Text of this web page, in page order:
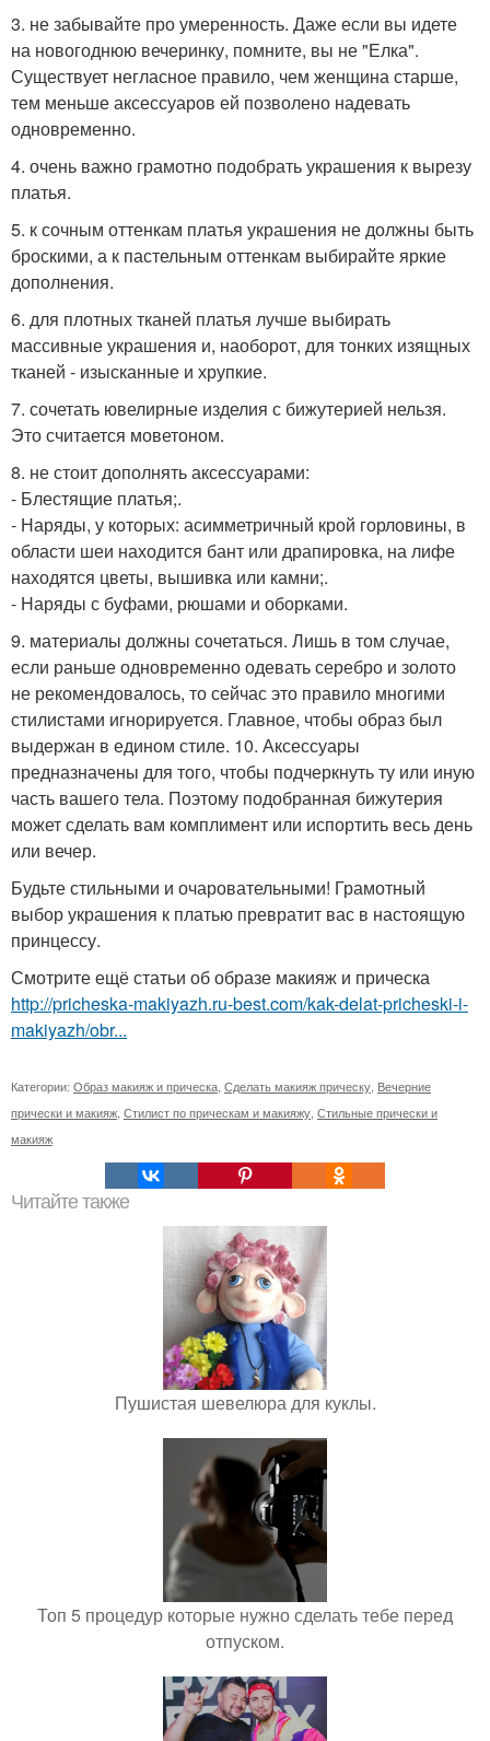
3. не забывайте про умеренность. Даже если вы идете
на новогоднюю вечеринку, помните, вы не "Елка".
Существует негласное правило, чем женщина старше,
тем меньше аксессуаров ей позволено надевать
одновременно.
4. очень важно грамотно подобрать украшения к вырезу
платья.
5. к сочным оттенкам платья украшения не должны быть
броскими, а к пастельным оттенкам выбирайте яркие
дополнения.
6. для плотных тканей платья лучше выбирать
массивные украшения и, наоборот, для тонких изящных
тканей - изысканные и хрупкие.
7. сочетать ювелирные изделия с бижутерией нельзя.
Это считается моветоном.
8. не стоит дополнять аксессуарами:
- Блестящие платья;.
- Наряды, у которых: асимметричный крой горловины, в
области шеи находится бант или драпировка, на лифе
находятся цветы, вышивка или камни;.
- Наряды с буфами, рюшами и оборками.
9. материалы должны сочетаться. Лишь в том случае,
если раньше одновременно одевать серебро и золото
не рекомендовалось, то сейчас это правило многими
стилистами игнорируется. Главное, чтобы образ был
выдержан в едином стиле. 10. Аксессуары
предназначены для того, чтобы подчеркнуть ту или иную
часть вашего тела. Поэтому подобранная бижутерия
может сделать вам комплимент или испортить весь день
или вечер.
Будьте стильными и очаровательными! Грамотный
выбор украшения к платью превратит вас в настоящую
принцессу.
Смотрите ещё статьи об образе макияж и прическа
http://pricheska-makiyazh.ru-best.com/kak-delat-pricheski-i-
makiyazh/obr...
Категории: Образ макияж и прическа Сделать макияж прическу Вечерние
прически и макияж Стилист по прическам и макияжу Стильные прически и
макияж
Читайте также
Пушистая шевелюра для куклы.
Топ 5 процедур которые нужно сделать тебе перед
отпуском.